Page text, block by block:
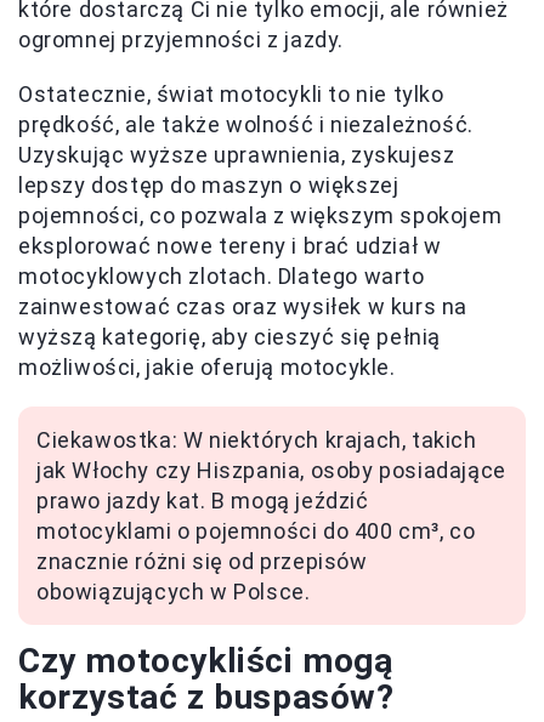
które dostarczą Ci nie tylko emocji, ale również
ogromnej przyjemności z jazdy.
Ostatecznie, świat motocykli to nie tylko
prędkość, ale także wolność i niezależność.
Uzyskując wyższe uprawnienia, zyskujesz
lepszy dostęp do maszyn o większej
pojemności, co pozwala z większym spokojem
eksplorować nowe tereny i brać udział w
motocyklowych zlotach. Dlatego warto
zainwestować czas oraz wysiłek w kurs na
wyższą kategorię, aby cieszyć się pełnią
możliwości, jakie oferują motocykle.
Ciekawostka: W niektórych krajach, takich
jak Włochy czy Hiszpania, osoby posiadające
prawo jazdy kat. B mogą jeździć
motocyklami o pojemności do 400 cm³, co
znacznie różni się od przepisów
obowiązujących w Polsce.
Czy motocykliści mogą
korzystać z buspasów?